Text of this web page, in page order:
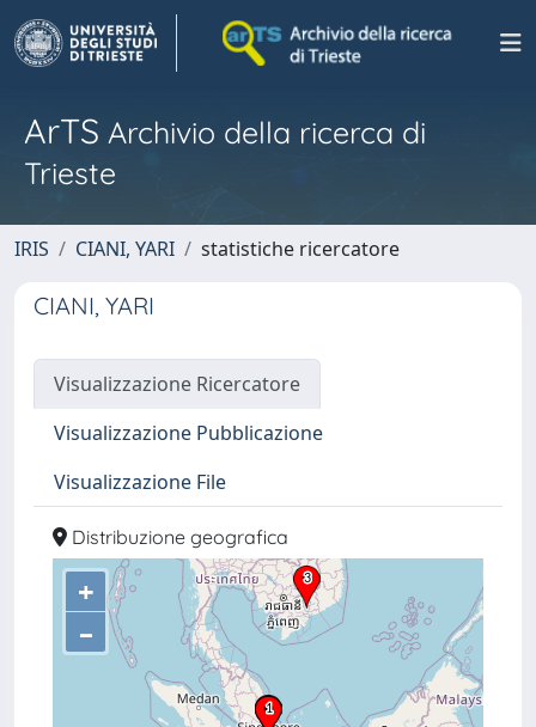
ArTS Archivio della ricerca di
Trieste
IRIS CIANI, YARI statistiche ricercatore
CIANI, YARI
Visualizzazione Ricercatore
Visualizzazione Pubblicazione
Visualizzazione File
Distribuzione geografica
+
–